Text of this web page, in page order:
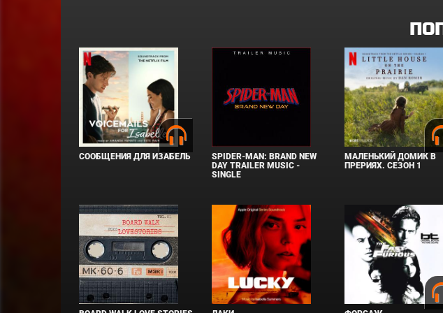
СООБЩЕНИЯ ДЛЯ ИЗАБЕЛЬ
SPIDER-MAN: BRAND NEW
DAY TRAILER MUSIC -
SINGLE
МАЛЕНЬКИЙ ДОМИК В
ПРЕРИЯХ. СЕЗОН 1